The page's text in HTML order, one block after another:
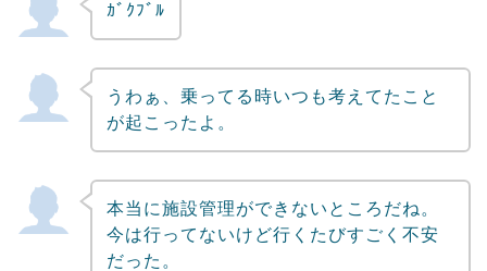
Powered by livedoor 相互RSS
ｶﾞｸﾌﾞﾙ
うわぁ、乗ってる時いつも考えてたこと
が起こったよ。
本当に施設管理ができないところだね。
今は行ってないけど行くたびすごく不安
だった。